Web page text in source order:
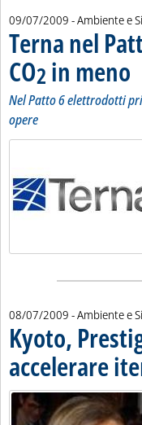
09/07/2009 - Ambiente e
Terna nel
CO2 in meno ..
Nel Patto 6 elettrodotti
opere
08/07/2009 - Ambiente e
Kyoto,
accelerare